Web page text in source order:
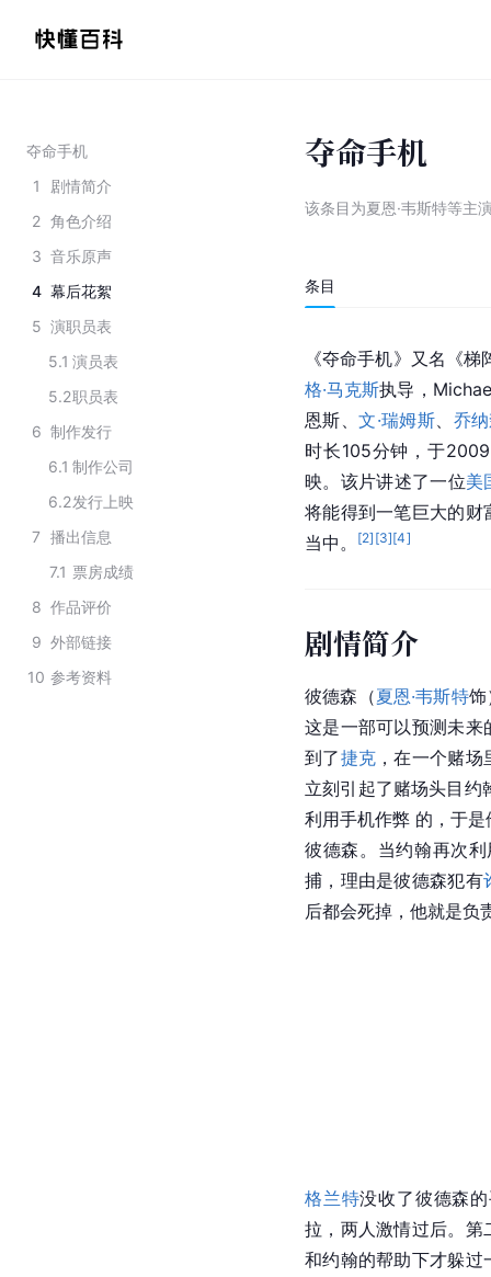
夺命手机
1
剧情简介
2 角色介绍
3 音乐原声
4 幕后花絮
5 演职员表
5.1 演员表
5.2职员表
6 制作发行
6.1 制作公司
6.2发行上映
7 播出信息
7.1 票房成绩
8 作品评价
9 外部链接
10 参考资料
夺命手机
该条目为夏恩·韦斯特等主
条目
《夺命手机》又名《
格·马克斯执导，
恩斯、文·瑞姆斯
乔
时长105分钟，于
映。该片讲述了一位美
将能得到一笔巨大的财
当中。
[2] [3][4]
剧情简介
彼德森（夏恩·韦斯特饰
这是一部可以预测未
到了捷克 ，在一个赌
立刻引起了赌场头目约
利用手机作弊 的，于
彼德森。当约翰再次
捕，理由是彼德森犯有
后都会死掉，他就是负
格兰特没收了彼德森
拉，两人激情过后。第
和约翰的帮助下才躲